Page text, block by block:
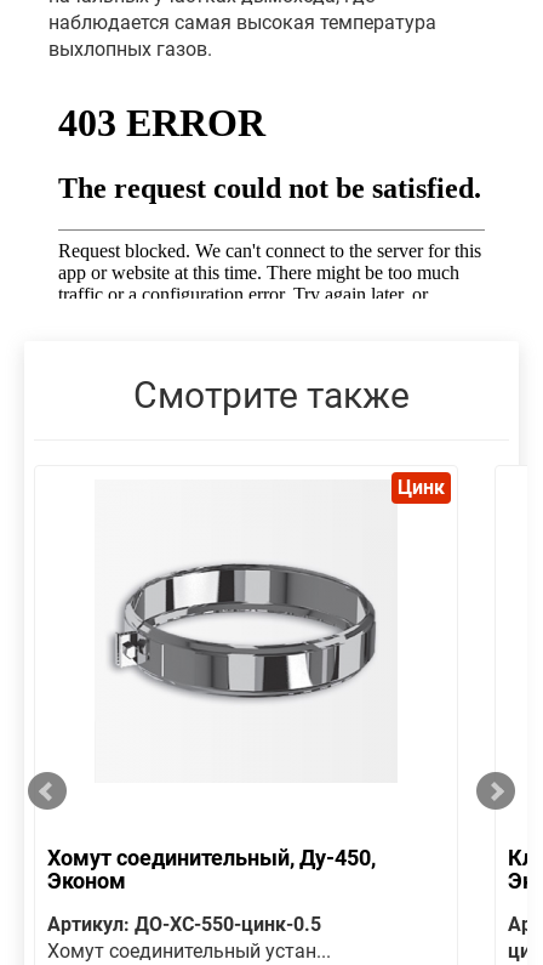
наблюдается самая высокая температура
выхлопных газов.
Смотрите также
Цинк
Хомут соединительный, Ду-450,
Эконом
Артикул: ДО-ХС-550-цинк-0.5
Хомут соединительный устан...